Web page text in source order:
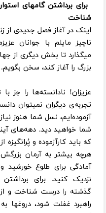
برای برداشتن گامهای
شناخت
اینک در آغاز فصل جدیدی از
ناچیز مایلم با جوانان
میگذارد تا بخش دیگری از
بزرگ را آغاز کند، سخن
عزیزان! نادانسته‌ها را جز
تجربه‌ی دیگران نمیتوان
آزموده‌ایم، نسل شما هنوز
شما خواهید دید. دهه‌های
که باید کارآزموده و
هرچه بیشتر به آرمان
آمادگی برای طلوع خورشید
نزدیک کنید. برای برداشتن
گذشته را درست شناخت و از
راهبرد غفلت شود،